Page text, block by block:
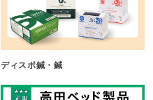
ディスポ鍼・鍼